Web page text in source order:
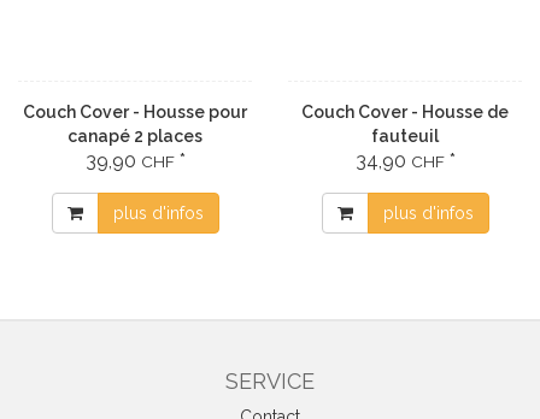
Couch Cover - Housse pour
canapé 2 places
39,90 CHF*
plus d'infos
Couch Cover - Housse de
fauteuil
34,90 CHF*
plus d'infos
SERVICE